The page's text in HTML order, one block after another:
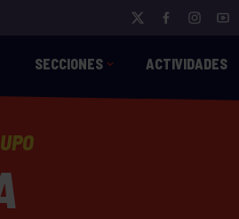
SECCIONES ACTIVIDADES